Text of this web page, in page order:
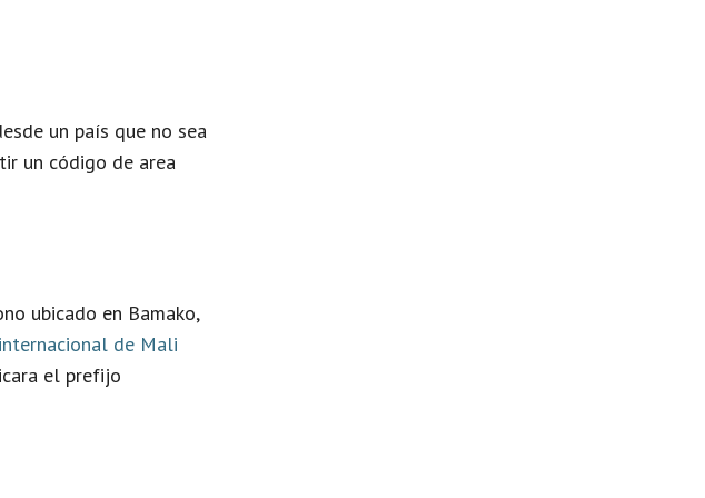
un país que no sea
un código de area
ubicado en Bamako,
de Mali
el prefijo